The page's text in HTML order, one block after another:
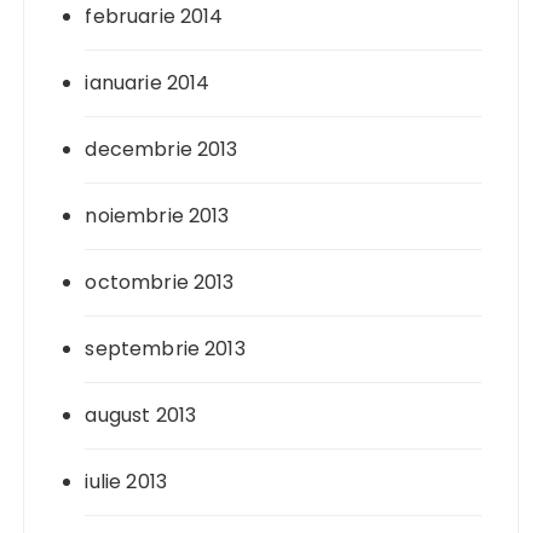
februarie 2014
ianuarie 2014
decembrie 2013
noiembrie 2013
octombrie 2013
septembrie 2013
august 2013
iulie 2013